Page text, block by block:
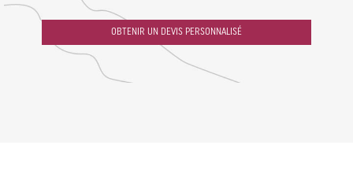
OBTENIR UN DEVIS PERSONNALISÉ